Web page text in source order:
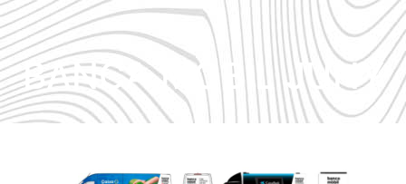
BANCA MÒBIL JUNY